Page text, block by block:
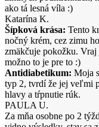
ako tá lesná víla :)
Katarína K.
Šípková krása: Tento
nočný krém, cez zimu
zmäkčuje pokožku.
možno to je pre to :)
Antidiabetikum: Moja
typ 2, tvrdí že jej veľmi
hlavy a tŕpnutie rúk.
PAULA U.
Za mňa osobne po 2